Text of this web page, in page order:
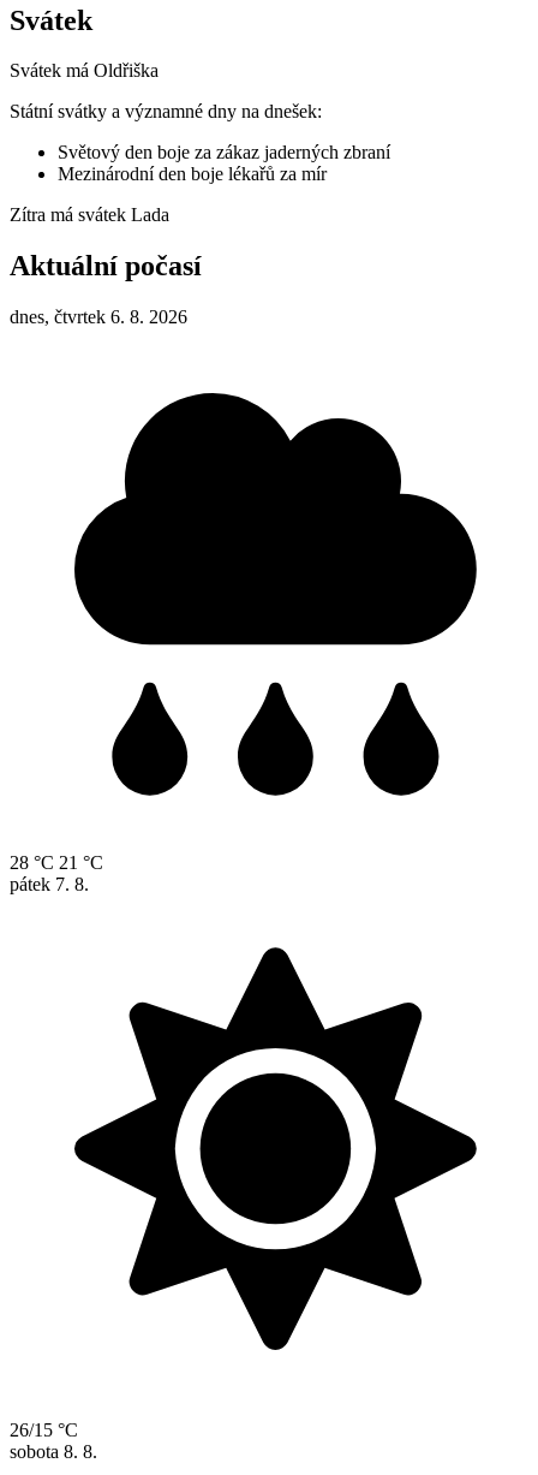
Svátek
Svátek má Oldřiška
Státní svátky a významné dny na dnešek:
Světový den boje za zákaz jaderných zbraní
Mezinárodní den boje lékařů za mír
Zítra má svátek Lada
Aktuální počasí
dnes, čtvrtek 6. 8. 2026
28 °C 21 °C
pátek 7. 8.
26/15 °C
sobota 8. 8.